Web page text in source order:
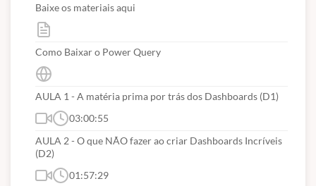
Baixe os materiais aqui
Como Baixar o Power Query
AULA 1 - A matéria prima por trás dos Dashboards (D1)
03:00:55
AULA 2 - O que NÃO fazer ao criar Dashboards Incríveis
(D2)
01:57:29